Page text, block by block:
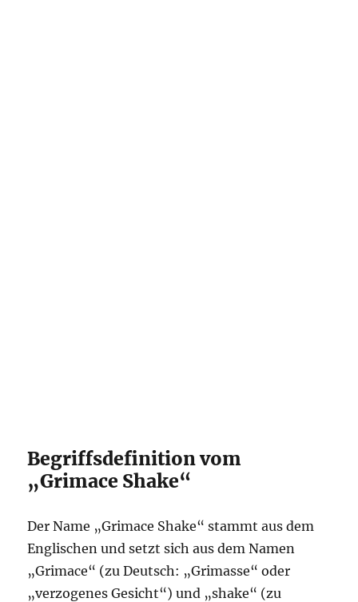
Begriffsdefinition vom
„Grimace Shake“
Der Name „Grimace Shake“ stammt aus dem
Englischen und setzt sich aus dem Namen
„Grimace“ (zu Deutsch: „Grimasse“ oder
„verzogenes Gesicht“) und „shake“ (zu